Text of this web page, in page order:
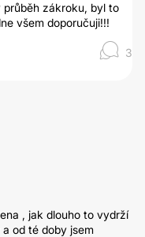
průběh zákroku, byl to
všem doporučuji!!!
3
, jak dlouho to vydrží
od té doby jsem